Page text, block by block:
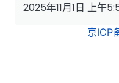
2025年11月1日 上午
京ICP